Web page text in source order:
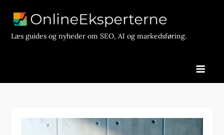
contentLæs guides og nyheder om SEO, AI og markedsføring.